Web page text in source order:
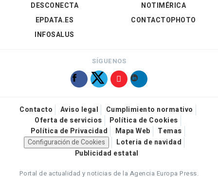
DESCONECTA
EPDATA.ES
INFOSALUS
NOTIMÉRICA
CONTACTOPHOTO
SÍGUENOS
Contacto Aviso legal
Cumplimiento normativo
Oferta de servicios
Política de Cookies
Política de Privacidad
Mapa Web
Temas
Configuración de Cookies
Loteria de navidad
Publicidad estatal
Portal de actualidad y noticias de la Agencia Europa Press.